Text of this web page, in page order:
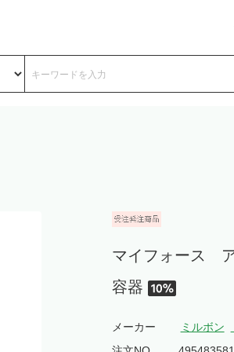
マイフォース
容器
メーカー ミルボン